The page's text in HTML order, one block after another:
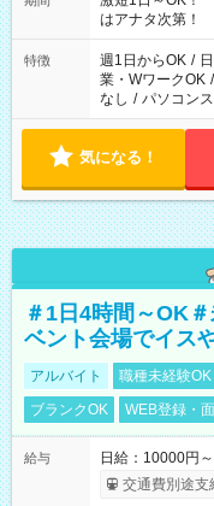
はアナタ次第！
特徴 週1日からOK /
業・WワークOK /
なし / パソコン
気になる！
＃1日4時間～OK
ベント会場でイス
アルバイト 職種未経験OK
ブランクOK
WEB登録・
給与
日給：10000円
交通費別途支